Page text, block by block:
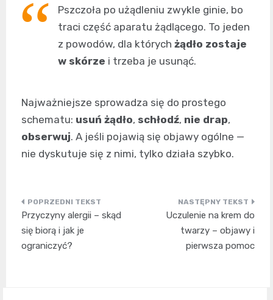
Pszczoła po użądleniu zwykle ginie, bo
traci część aparatu żądlącego. To jeden
z powodów, dla których żądło zostaje
w skórze i trzeba je usunąć.
Najważniejsze sprowadza się do prostego
schematu: usuń żądło, schłodź, nie drap,
obserwuj. A jeśli pojawią się objawy ogólne —
nie dyskutuje się z nimi, tylko działa szybko.
Nawigacja
wpisu
Przyczyny alergii – skąd
się biorą i jak je
ograniczyć?
Uczulenie na krem do
twarzy – objawy i
pierwsza pomoc